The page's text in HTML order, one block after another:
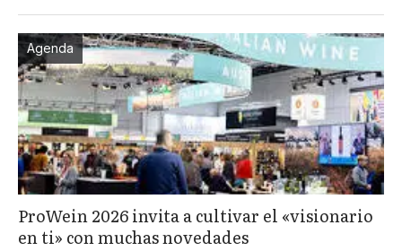
Agenda
ProWein 2026 invita a cultivar el «visionario
en ti» con muchas novedades